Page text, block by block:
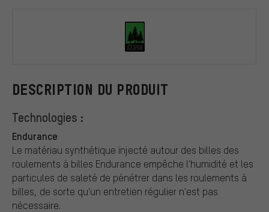
DESCRIPTION DU PRODUIT
Technologies :
Endurance
Le matériau synthétique injecté autour des billes des
roulements à billes Endurance empêche l'humidité et les
particules de saleté de pénétrer dans les roulements à
billes, de sorte qu'un entretien régulier n'est pas
nécessaire.